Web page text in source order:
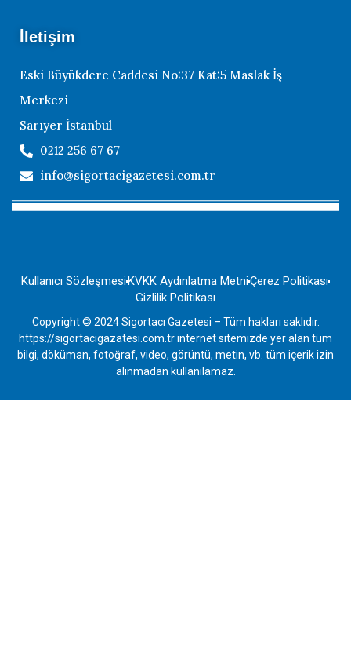
İletişim
Eski Büyükdere Caddesi No:37 Kat:5 Maslak İş
Merkezi
Sarıyer İstanbul
0212 256 67 67
info@sigortacigazetesi.com.tr
Kullanıcı SözleşmesiKVKK Aydınlatma MetniÇerez Politikası
Gizlilik Politikası
Copyright © 2024 Sigortacı Gazetesi – Tüm hakları saklıdır.
https://sigortacigazatesi.com.tr internet sitemizde yer alan tüm
bilgi, döküman, fotoğraf, video, görüntü, metin, vb. tüm içerik izin
alınmadan kullanılamaz.